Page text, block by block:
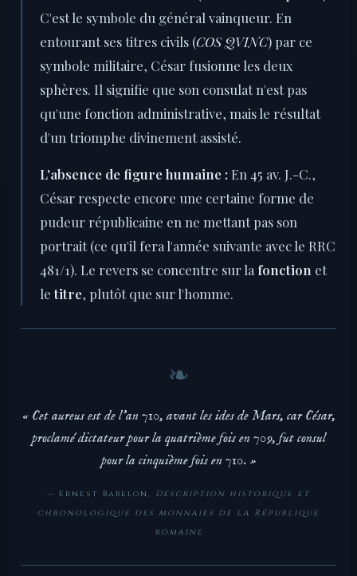
C'est le symbole du général vainqueur. En
entourant ses titres civils (COS QVINC) par ce
symbole militaire, César fusionne les deux
sphères. Il signifie que son consulat n'est pas
qu'une fonction administrative, mais le résultat
d'un triomphe divinement assisté.
L'absence de figure humaine :En 45 av. J.-C.,
César respecte encore une certaine forme de
pudeur républicaine en ne mettant pas son
portrait (ce qu'il fera l'année suivante avec le RRC
481/1). Le revers se concentre sur la fonction et
letitre, plutôt que sur l'homme.
« Cet aureus est de l'an 710, avant les ides de Mars, car César,
proclamé dictateur pour la quatrième fois en 709, fut consul
pour la cinquième fois en 710. »
— Ernest Babelon, Description historique et
chronologique des monnaies de la République
romaine